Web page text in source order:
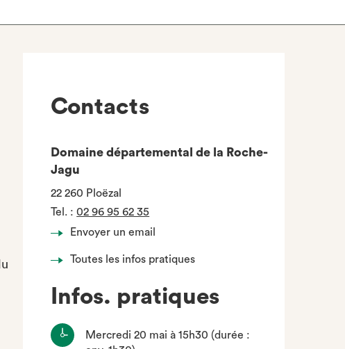
Contacts
Domaine départemental de la Roche-
Jagu
22 260 Ploëzal
Tel. :02 96 95 62 35
Envoyer un email
Toutes les infos pratiques
Infos. pratiques
Mercredi 20 mai à 15h30 (durée :